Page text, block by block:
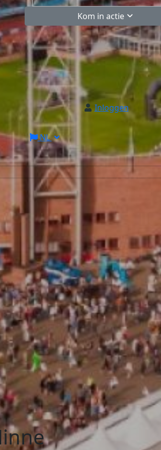
Kom in actie
Inloggen
NL